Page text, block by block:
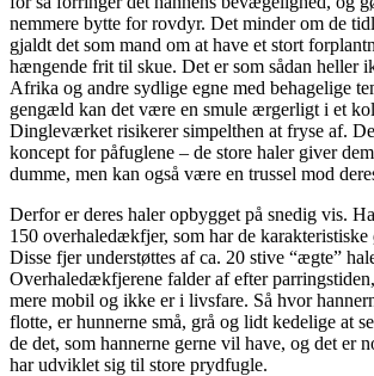
nemmere bytte for rovdyr. Det minder om de
gjaldt det som mand om at have et stort
hængende frit til skue. Det er som sådan heller
Afrika og andre sydlige egne med behagelige
gengæld kan det være en smule ærgerligt i et
Dingleværket risikerer simpelthen at fryse af.
koncept for påfuglene – de store haler giver
dumme, men kan også være en trussel mod
Derfor er deres haler opbygget på snedig vis.
150 overhaledækfjer, som har de karakteristiske
Disse fjer understøttes af ca. 20 stive “ægte”
Overhaledækfjerene falder af efter
mere mobil og ikke er i livsfare. Så hvor
flotte, er hunnerne små, grå og lidt kedelige at
de det, som hannerne gerne vil have, og det er
har udviklet sig til store prydfugle.